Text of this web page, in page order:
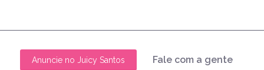
Anuncie no Juicy Santos Fale com a gente